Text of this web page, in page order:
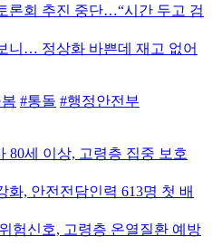
론회 추진 중단…“시간 두고 검
니… 정상화 바쁜데 재고 없어
#통돌 #행정안전부
80세 이상, 고령층 집중 보호
화, 안전전담인력 613명 첫 배
험신호, 고령층 온열질환 예방